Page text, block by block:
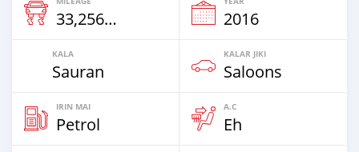
33,256 Km 2016
KALA
Sauran
KALAR JIKI
Saloons
IRIN MAI
Petrol
A.C
Eh